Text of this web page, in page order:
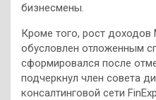
бизнесмены.
Кроме того, рост
обусловлен отложенным
сформировался после
подчеркнул член совета
консалтинговой сети